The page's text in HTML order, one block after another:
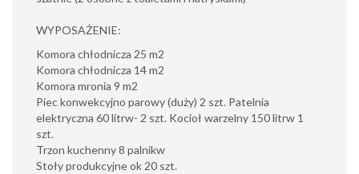
WYPOSAŻENIE:
Komora chłodnicza 25 m2
Komora chłodnicza 14 m2
Komora mronia 9 m2
Piec konwekcyjno parowy (duży) 2 szt. Patelnia
elektryczna 60 litrw- 2 szt. Kocioł warzelny 150 litrw 1
szt.
Trzon kuchenny 8 palnikw
Stoły produkcyjne ok 20 szt.